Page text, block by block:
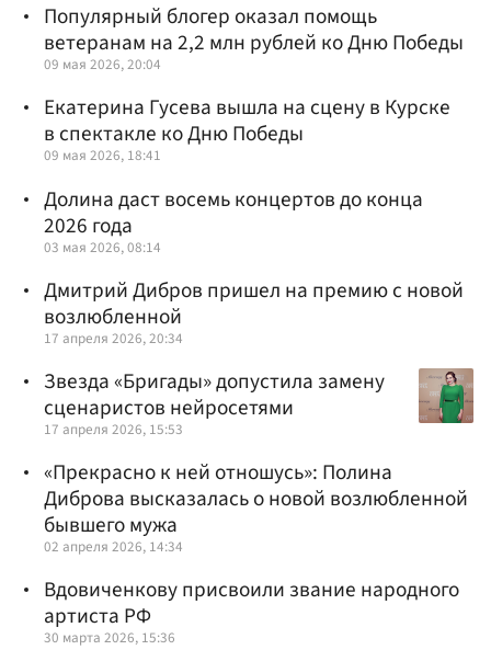
Популярный блогер оказал помощь
ветеранам на 2,2 млн рублей ко Дню Победы
09 мая 2026, 20:04
Екатерина Гусева вышла на сцену в Курске
в спектакле ко Дню Победы
09 мая 2026, 18:41
Долина даст восемь концертов до конца
2026 года
03 мая 2026, 08:14
Дмитрий Дибров пришел на премию с новой
возлюбленной
17 апреля 2026, 20:34
Звезда «Бригады» допустила замену
сценаристов нейросетями
17 апреля 2026, 15:53
«Прекрасно к ней отношусь»: Полина
Диброва высказалась о новой возлюбленной
бывшего мужа
02 апреля 2026, 14:34
Вдовиченкову присвоили звание народного
артиста РФ
30 марта 2026, 15:36